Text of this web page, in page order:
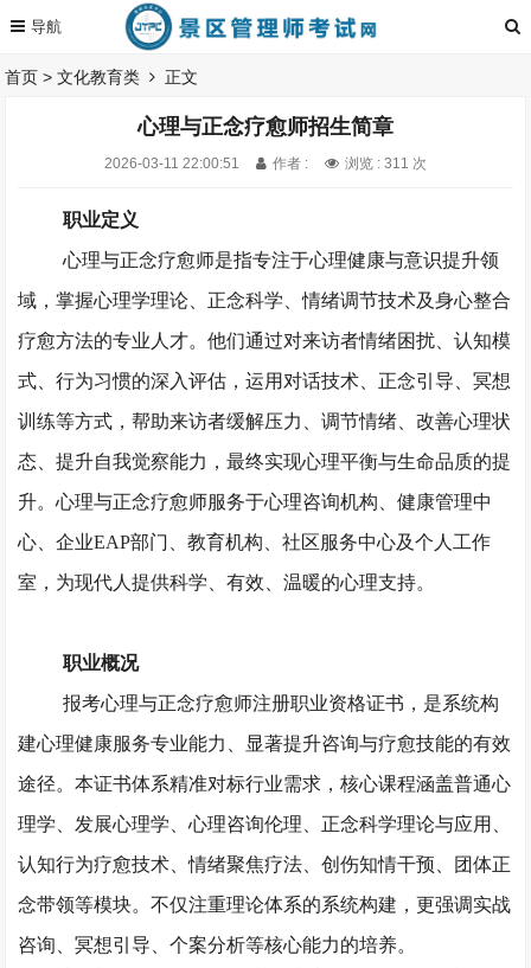
首页 >文化教育类 正文
心理与正念疗愈师招生简章
2026-03-11 22:00:51 作者 : 浏览 : 311 次
职业定义
心理与正念疗愈师是指专注于心理健康与意识提升领
域，掌握心理学理论、正念科学、情绪调节技术及身心整合
疗愈方法的专业人才。他们通过对来访者情绪困扰、认知模
式、行为习惯的深入评估，运用对话技术、正念引导、冥想
训练等方式，帮助来访者缓解压力、调节情绪、改善心理状
态、提升自我觉察能力，最终实现心理平衡与生命品质的提
升。心理与正念疗愈师服务于心理咨询机构、健康管理中
心、企业EAP部门、教育机构、社区服务中心及个人工作
室，为现代人提供科学、有效、温暖的心理支持。
职业概况
报考心理与正念疗愈师注册职业资格证书，是系统构
建心理健康服务专业能力、显著提升咨询与疗愈技能的有效
途径。本证书体系精准对标行业需求，核心课程涵盖普通心
理学、发展心理学、心理咨询伦理、正念科学理论与应用、
认知行为疗愈技术、情绪聚焦疗法、创伤知情干预、团体正
念带领等模块。不仅注重理论体系的系统构建，更强调实战
咨询、冥想引导、个案分析等核心能力的培养。